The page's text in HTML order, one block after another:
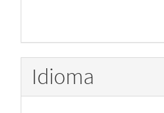
Idioma